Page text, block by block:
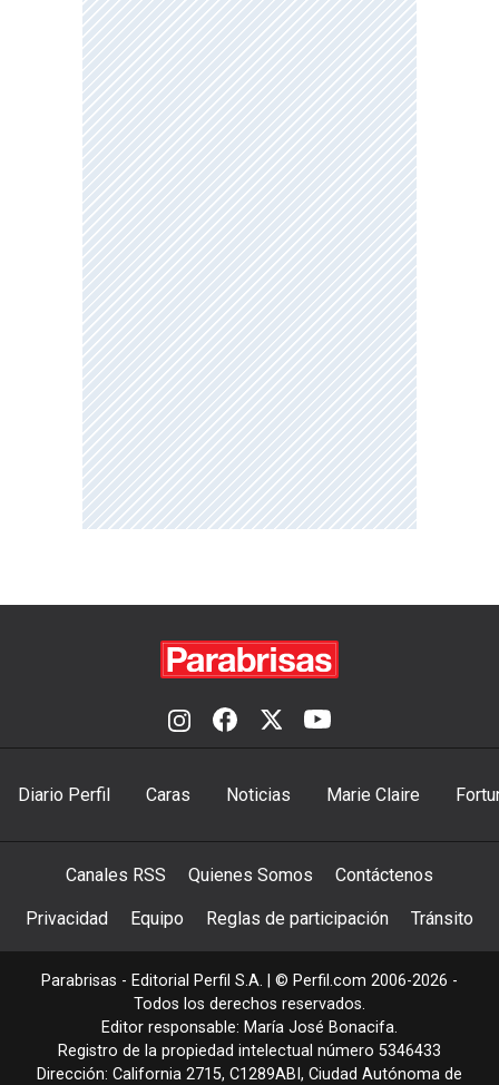
Diario Perfil Caras Noticias Marie Claire
Canales RSS Quienes Somos Contáctenos
Privacidad Equipo Reglas de participación Tránsito
Parabrisas - Editorial Perfil S.A. | © Perfil.com 2006-2026 -
Todos los derechos reservados.
Editor responsable: María José Bonacifa.
Registro de la propiedad intelectual número 5346433
Dirección: California 2715, C1289ABI , Ciudad Autónoma de